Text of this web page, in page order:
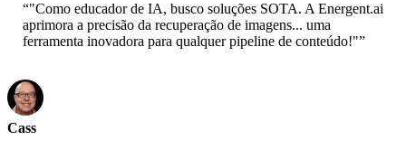
“"Como educador de IA, busco soluções SOTA. A Energent.ai
aprimora a precisão da recuperação de imagens... uma
ferramenta inovadora para qualquer pipeline de conteúdo!"”
Cass